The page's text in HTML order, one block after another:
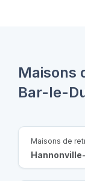
Maisons
Bar-le-
Maisons de